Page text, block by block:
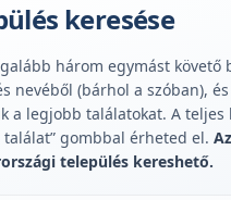
keresése
három egymást követő
nevéből (bárhol a szóban),
a legjobb találatokat. A teljes
találat” gombbal érheted el.
település kereshető.